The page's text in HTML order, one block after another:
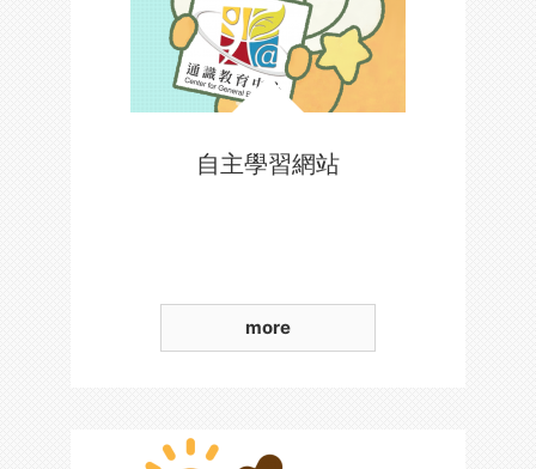
自主學習網站
more